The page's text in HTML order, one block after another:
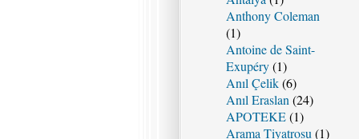
Anthony Coleman
(1)
Antoine de Saint-
Exupéry(1)
Anıl Çelik(6)
Anıl Eraslan (24)
APOTEKE(1)
Arama Tiyatrosu (1)